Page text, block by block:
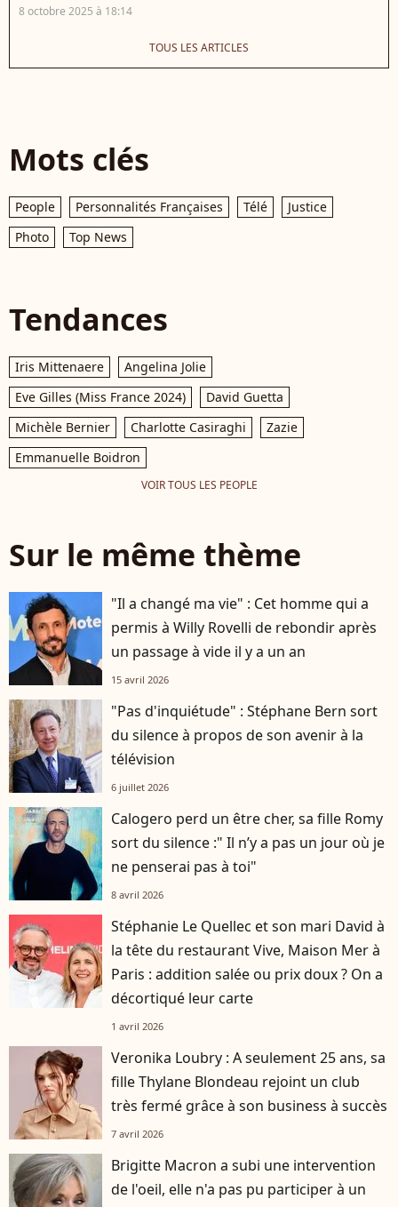
8 octobre 2025 à 18:14
TOUS LES ARTICLES
Mots clés
People Personnalités Françaises Télé
Justice
Photo
Top News
Tendances
Iris Mittenaere
Angelina Jolie
Eve Gilles (Miss France 2024)
David Guetta
Michèle Bernier
Charlotte Casiraghi
Zazie
Emmanuelle Boidron
VOIR TOUS LES PEOPLE
Sur le même thème
"Il a changé ma vie" : Cet homme qui a
permis à Willy Rovelli de rebondir après
un passage à vide il y a un an
15 avril 2026
"Pas d'inquiétude" : Stéphane Bern sort
du silence à propos de son avenir à la
télévision
6 juillet 2026
Calogero perd un être cher, sa fille Romy
sort du silence :" Il n’y a pas un jour où je
ne penserai pas à toi"
8 avril 2026
Stéphanie Le Quellec et son mari David à
la tête du restaurant Vive, Maison Mer à
Paris : addition salée ou prix doux ? On a
décortiqué leur carte
1 avril 2026
Veronika Loubry : A seulement 25 ans, sa
fille Thylane Blondeau rejoint un club
très fermé grâce à son business à succès
7 avril 2026
Brigitte Macron a subi une intervention
de l'oeil, elle n'a pas pu participer à un